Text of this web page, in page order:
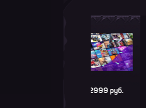
Игра до 2999 руб.